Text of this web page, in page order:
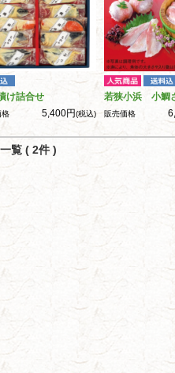
け詰合せ
格 5,400円(税込)
若狭小浜 小鯛
販売価格
覧 ( 2件 )